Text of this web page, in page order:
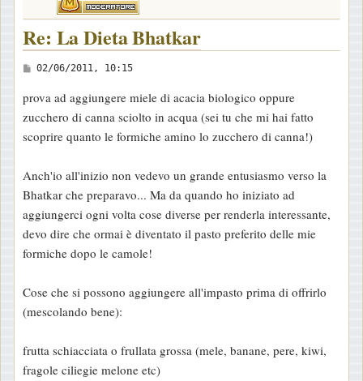
Re: La Dieta Bhatkar
M
s
s
a
g
i
o
02/06/2011, 10:15
prova ad aggiungere miele di acacia biologico oppure
zucchero di canna sciolto in acqua (sei tu che mi hai fatto
scoprire quanto le formiche amino lo zucchero di canna!)
Anch'io all'inizio non vedevo un grande entusiasmo verso la
Bhatkar che preparavo... Ma da quando ho iniziato ad
aggiungerci ogni volta cose diverse per renderla interessante,
devo dire che ormai è diventato il pasto preferito delle mie
formiche dopo le camole!
Cose che si possono aggiungere all'impasto prima di offrirlo
(mescolando bene):
frutta schiacciata o frullata grossa (mele, banane, pere, kiwi,
fragole ciliegie melone etc)